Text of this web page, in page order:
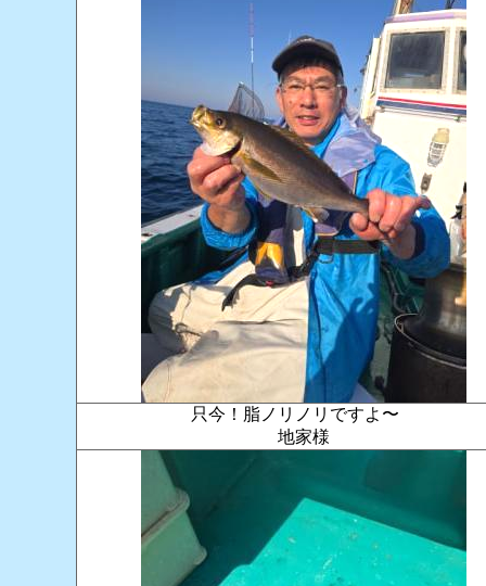
只今！脂ノリノリですよ〜
地家様